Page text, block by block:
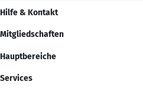
Hilfe & Kontakt
Mitgliedschaften
Hauptbereiche
Services